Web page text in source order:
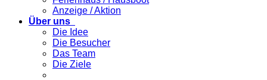
Anzeige / Aktion
Über uns
Die Idee
Die Besucher
Das Team
Die Ziele